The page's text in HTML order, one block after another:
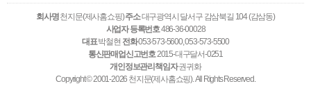
회사명천지문(제사홈쇼핑)주소대구광역시 달서구 감삼북길 104 (감삼동)
사업자 등록번호486-36-00028
대표박철현 전화053-573-5600, 053-573-5500
통신판매업신고번호2015-대구달서-0251
개인정보관리책임자권귀화
Copyright © 2001-2026 천지문(제사홈쇼핑). All Rights Reserved.